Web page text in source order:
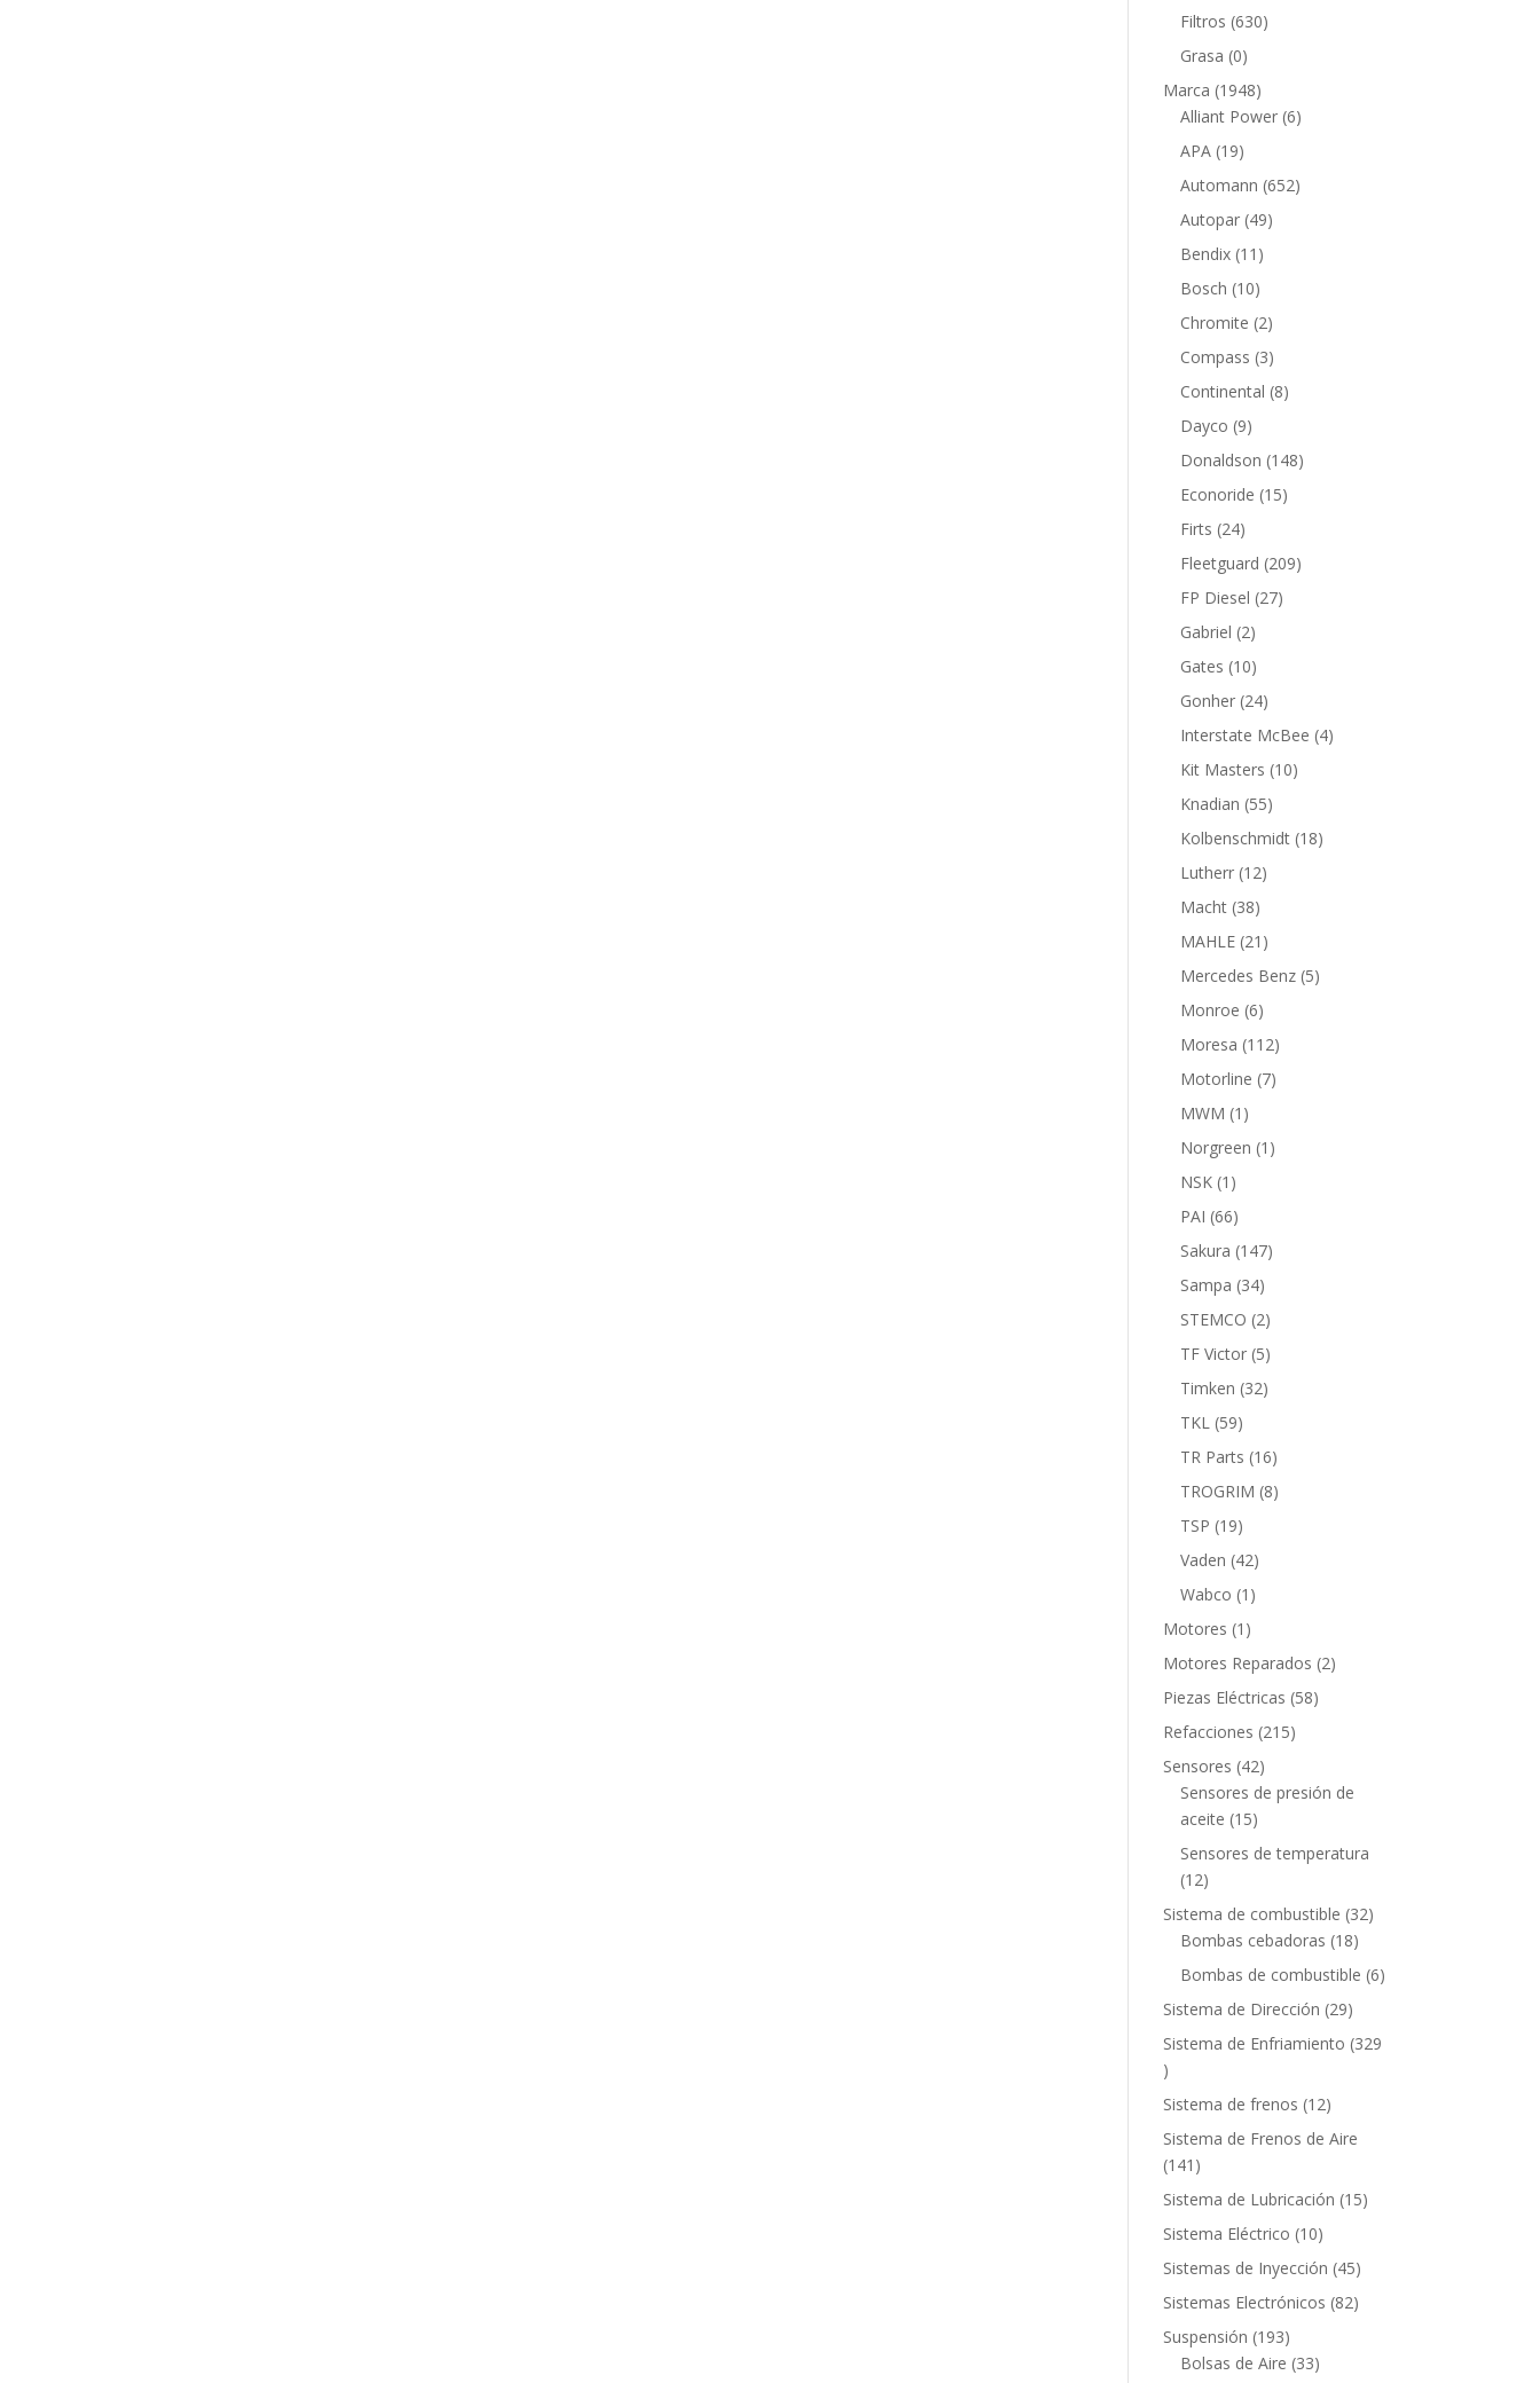
Filtros 630630
Grasa 00
productos
Marca 19481948
productos
Alliant Power 66
APA 1919
productos
Automann 652652
Autopar 4949
Bendix 11 11
productos
Bosch 1010
productos
Chromite 22
productos
Compass 33
productos
Continental 88
Dayco 99
productos
Donaldson 148148
Econoride 1515
Firts 2424
productos
Fleetguard 209209
FP Diesel 2727
Gabriel 22
productos
Gates 1010
productos
Gonher 2424
productos
Interstate McBee 44
Kit Masters 1010
Knadian 5555
productos
Kolbenschmidt 1818
Lutherr 1212
Macht 3838
productos
MAHLE 21 21
productos
Mercedes Benz 55
Monroe 66
productos
Moresa 112112
productos
Motorline 77
MWM 1 1
producto
Norgreen 1 1
NSK 1 1
producto
PAI 6666
productos
Sakura 147147
Sampa 3434
productos
STEMCO 22
productos
TF Victor 55
productos
Timken 3232
TKL 5959
productos
TR Parts 1616
productos
TROGRIM 88
TSP 1919
productos
Vaden 4242
productos
Wabco 1 1
Motores 1 1
producto
Motores Reparados 22
Piezas Eléctricas 5858
Refacciones 215215
Sensores 4242
productos
Sensores de presión de
aceite 1515
productos
Sensores de temperatura
1212
productos
Sistema de combustible 3232
Bombas cebadoras 1818
productos
Bombas de combustible 66
Sistema de Dirección 2929
productos
Sistema de Enfriamiento 329
329
productos
Sistema de frenos 1212
productos
Sistema de Frenos de Aire
141 141
productos
Sistema de Lubricación 1515
Sistema Eléctrico 1010
productos
Sistemas de Inyección 4545
productos
Sistemas Electrónicos 8282
Suspensión 193193
productos
Bolsas de Aire 3333